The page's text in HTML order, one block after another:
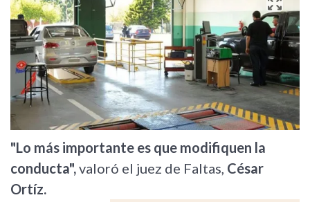
"Lo más importante es que modifiquen la
conducta",valoró el juez de Faltas, César
Ortíz.